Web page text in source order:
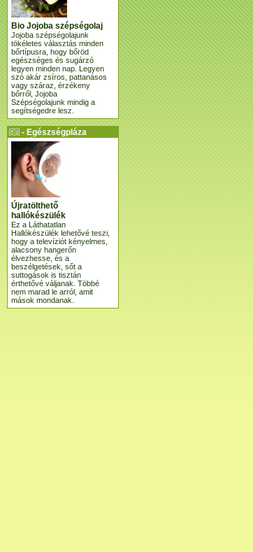
Bio Jojoba szépségolaj
Jojoba szépségolajunk
tökéletes választás minden
bőrtípusra, hogy bőröd
egészséges és sugárzó
legyen minden nap. Legyen
szó akár zsíros, pattanásos
vagy száraz, érzékeny
bőrről, Jojoba
Szépségolajunk mindig a
segítségedre lesz.
- Egészségpláza
ajánlatunk -
Újratölthető
hallókészülék
Ez a Láthatatlan
Hallókészülék lehetővé teszi,
hogy a televíziót kényelmes,
alacsony hangerőn
élvezhesse, és a
beszélgetések, sőt a
suttogások is tisztán
érthetővé váljanak. Többé
nem marad le arról, amit
mások mondanak.